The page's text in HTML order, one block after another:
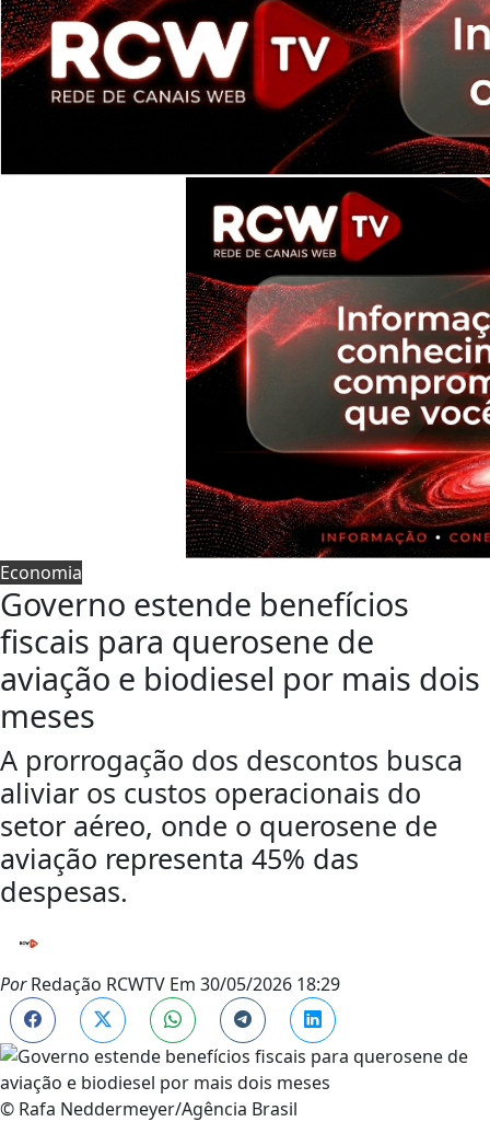
Economia
Governo estende benefícios
fiscais para querosene de
aviação e biodiesel por mais dois
meses
A prorrogação dos descontos busca
aliviar os custos operacionais do
setor aéreo, onde o querosene de
aviação representa 45% das
despesas.
PorRedação RCWTV Em 30/05/2026 18:29
© Rafa Neddermeyer/Agência Brasil